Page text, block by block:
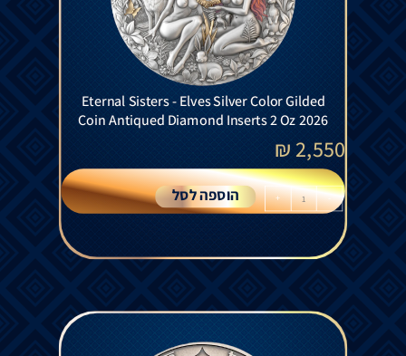
Eternal Sisters - Elves Silver Color Gilded
Coin Antiqued Diamond Inserts 2 Oz 2026
2,550
₪
-
+ הוספה לסל